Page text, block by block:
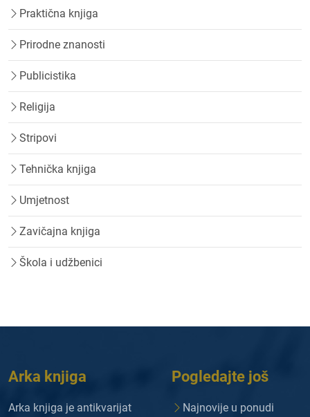
Praktična knjiga
Prirodne znanosti
Publicistika
Religija
Stripovi
Tehnička knjiga
Umjetnost
Zavičajna knjiga
Škola i udžbenici
Arka knjiga
Arka knjiga je antikvarijat
Pogledajte još
Najnovije u ponudi